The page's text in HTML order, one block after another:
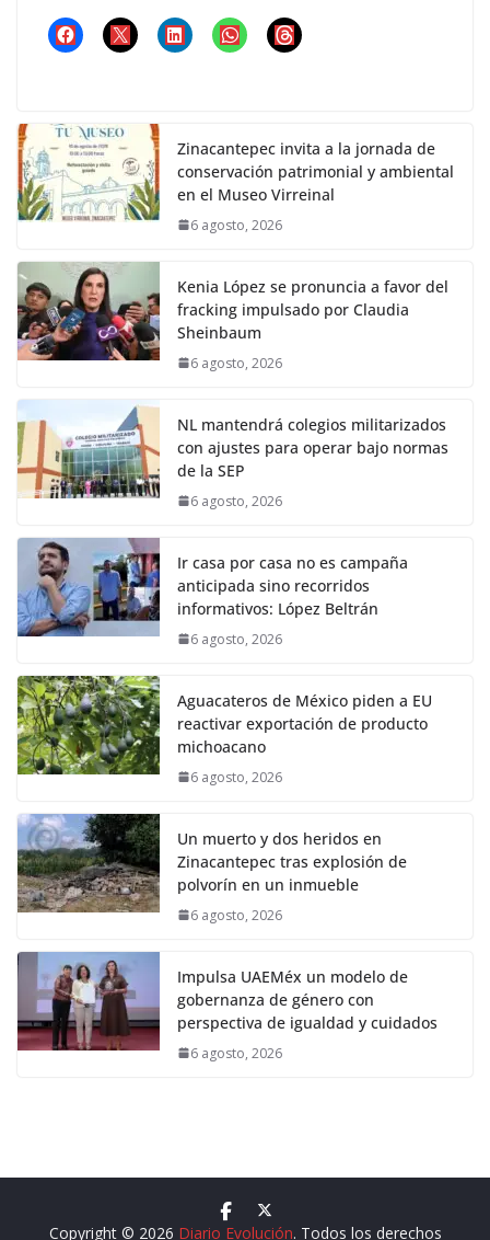
Zinacantepec invita a la jornada de
conservación patrimonial y ambiental
en el Museo Virreinal
6 agosto, 2026
Kenia López se pronuncia a favor del
fracking impulsado por Claudia
Sheinbaum
6 agosto, 2026
NL mantendrá colegios militarizados
con ajustes para operar bajo normas
de la SEP
6 agosto, 2026
Ir casa por casa no es campaña
anticipada sino recorridos
informativos: López Beltrán
6 agosto, 2026
Aguacateros de México piden a EU
reactivar exportación de producto
michoacano
6 agosto, 2026
Un muerto y dos heridos en
Zinacantepec tras explosión de
polvorín en un inmueble
6 agosto, 2026
Impulsa UAEMéx un modelo de
gobernanza de género con
perspectiva de igualdad y cuidados
6 agosto, 2026
Copyright © 2026 Diario Evolución. Todos los derechos